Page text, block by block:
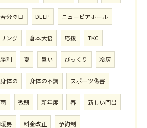
春分の日 DEEP ニューピアホール
リング 倉本大悟 応援 TKO
勝利 夏 暑い びっくり 冷房
身体の 身体の不調 スポーツ傷害
雨 微弱 新年度 春 新しい門出
暖房 料金改正 予約制